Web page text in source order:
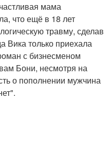
мама
что ещё в 18 лет
травму, сделав
Вика только приехала
с бизнесменом
Бони, несмотря на
о пополнении мужчина